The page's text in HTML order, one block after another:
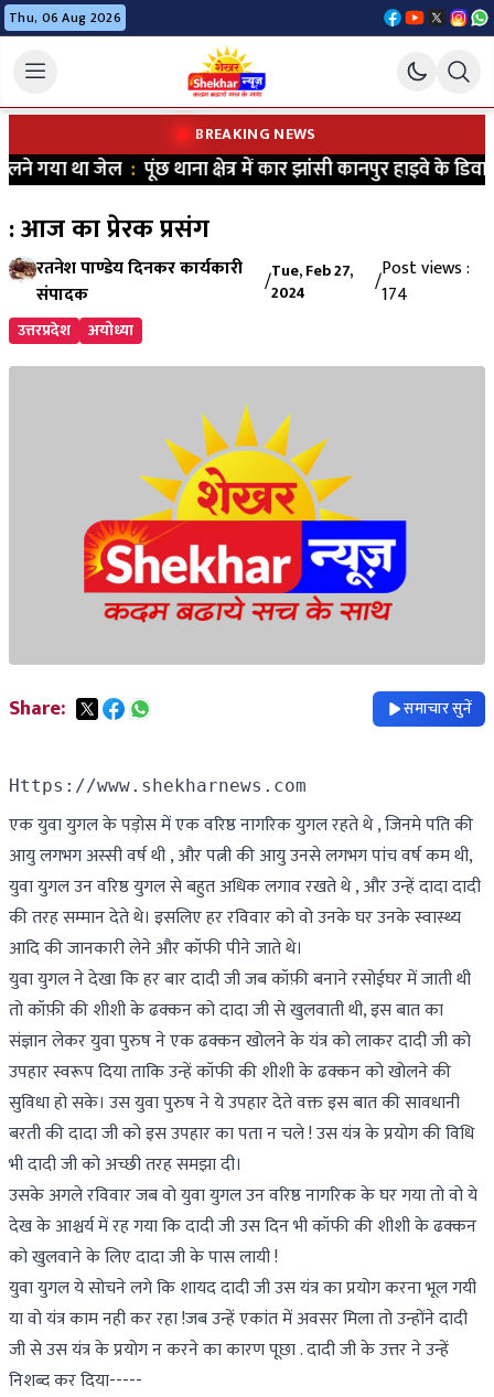
Thu, 06 Aug 2026
BREAKING NEWS
गया था जेल:पूंछ थाना क्षेत्र में कार झांसी कानपुर हाइवे के
: आज का प्रेरक प्रसंग
रतनेश पाण्डेय दिनकर कार्यकारी
संपादक
/Tue, Feb 27,
2024
/Post views :
174
उत्तरप्रदेश अयोध्या
Share: समाचार सुनें
Https://www.shekharnews.com
एक युवा युगल के पड़ोस में एक वरिष्ठ नागरिक युगल रहते थे , जिनमे पति की
आयु लगभग अस्सी वर्ष थी , और पत्नी की आयु उनसे लगभग पांच वर्ष कम थी,
युवा युगल उन वरिष्ठ युगल से बहुत अधिक लगाव रखते थे , और उन्हें दादा दादी
की तरह सम्मान देते थे। इसलिए हर रविवार को वो उनके घर उनके स्वास्थ्य
आदि की जानकारी लेने और कॉफी पीने जाते थे।
युवा युगल ने देखा कि हर बार दादी जी जब कॉफ़ी बनाने रसोईघर में जाती थी
तो कॉफ़ी की शीशी के ढक्कन को दादा जी से खुलवाती थी, इस बात का
संज्ञान लेकर युवा पुरुष ने एक ढक्कन खोलने के यंत्र को लाकर दादी जी को
उपहार स्वरूप दिया ताकि उन्हें कॉफी की शीशी के ढक्कन को खोलने की
सुविधा हो सके। उस युवा पुरुष ने ये उपहार देते वक्त इस बात की सावधानी
बरती की दादा जी को इस उपहार का पता न चले ! उस यंत्र के प्रयोग की विधि
भी दादी जी को अच्छी तरह समझा दी।
उसके अगले रविवार जब वो युवा युगल उन वरिष्ठ नागरिक के घर गया तो वो ये
देख के आश्चर्य में रह गया कि दादी जी उस दिन भी कॉफी की शीशी के ढक्कन
को खुलवाने के लिए दादा जी के पास लायी !
युवा युगल ये सोचने लगे कि शायद दादी जी उस यंत्र का प्रयोग करना भूल गयी
या वो यंत्र काम नही कर रहा !जब उन्हें एकांत में अवसर मिला तो उन्होंने दादी
जी से उस यंत्र के प्रयोग न करने का कारण पूछा . दादी जी के उत्तर ने उन्हें
निशब्द कर दिया-----